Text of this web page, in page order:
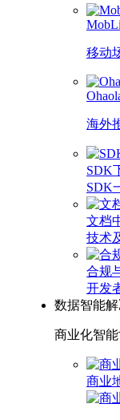
移动
海外
SDK
SDK
文档
技术
合规
开发
数据智能
商业化智
商业